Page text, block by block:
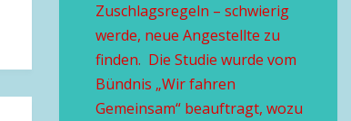
Zuschlagsregeln – schwierig
werde, neue Angestellte zu
finden. Die Studie wurde vom
Bündnis „Wir fahren
Gemeinsam“ beauftragt, wozu